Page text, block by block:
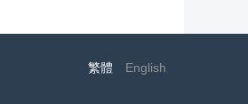
繁體 English